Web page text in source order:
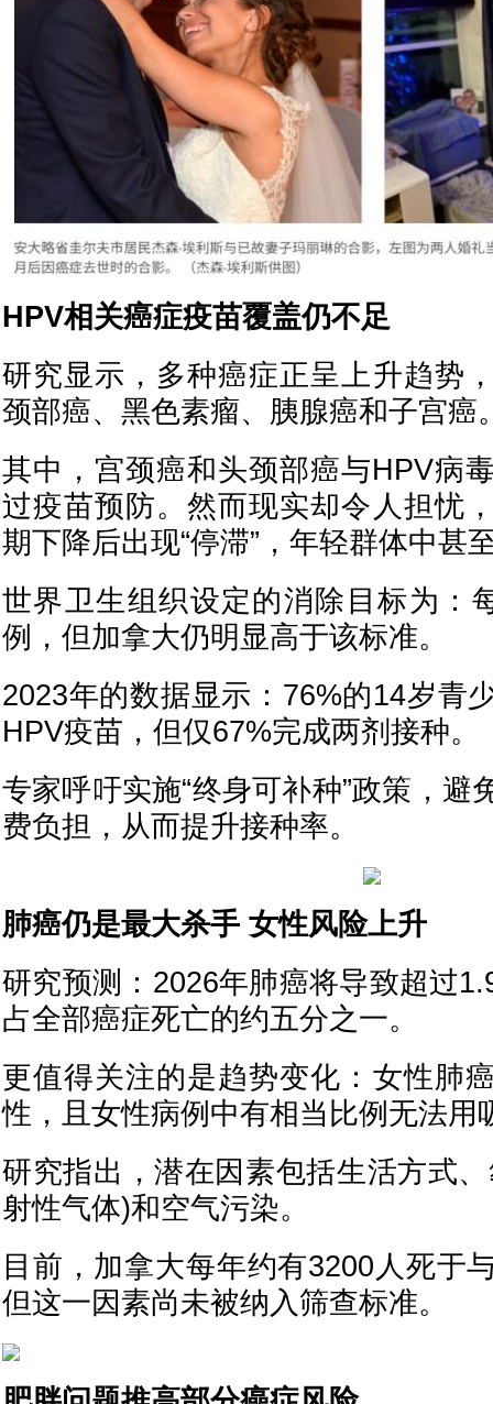
HPV相关癌症疫苗覆盖仍不足
研究显示，多种癌症正呈上升趋势
颈部癌、黑色素瘤、胰腺癌和子宫癌
其中，宫颈癌和头颈部癌与HPV病
过疫苗预防。然而现实却令人担忧
期下降后出现“停滞”，年轻群体中甚
世界卫生组织设定的消除目标为：
例，但加拿大仍明显高于该标准。
2023年的数据显示：76%的14岁青
HPV疫苗，但仅67%完成两剂接种。
专家呼吁实施“终身可补种”政策，避
费负担，从而提升接种率。
肺癌仍是最大杀手 女性风险上升
研究预测：2026年肺癌将导致超过
占全部癌症死亡的约五分之一。
更值得关注的是趋势变化：女性肺
性，且女性病例中有相当比例无法用
研究指出，潜在因素包括生活方式
射性气体)和空气污染。
目前，加拿大每年约有3200人死于
但这一因素尚未被纳入筛查标准。